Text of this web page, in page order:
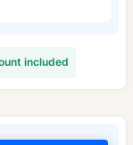
included